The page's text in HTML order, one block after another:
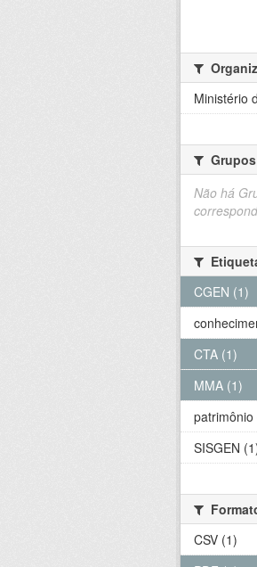
Ministério
Grupos
Não há
CGEN (1)
CTA (1)
MMA (1)
SISGEN
CSV (1)